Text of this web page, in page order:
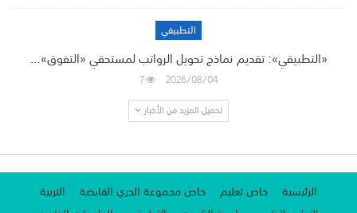
التطبيقي
«التطبيقي»: تقديم نماذج تحويل الرواتب لمستحقي «التفوق»…
2026/08/04
7
تحميل المزيد من الأخبار
الرئيسية خاص تعليم خاص مجموعة الجري القابضة
التربية